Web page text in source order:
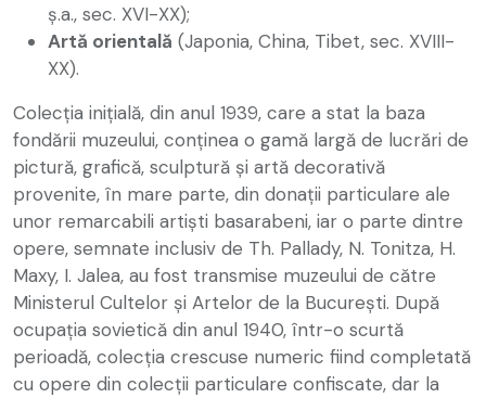
ș.a., sec. XVI-XX);
Artă orientală (Japonia, China, Tibet, sec. XVIII-
XX).
Colecția inițială, din anul 1939, care a stat la baza
fondării muzeului, conținea o gamă largă de lucrări de
pictură, grafică, sculptură și artă decorativă
provenite, în mare parte, din donații particulare ale
unor remarcabili artiști basarabeni, iar o parte dintre
opere, semnate inclusiv de Th. Pallady, N. Tonitza, H.
Maxy, I. Jalea, au fost transmise muzeului de către
Ministerul Cultelor și Artelor de la București. După
ocupația sovietică din anul 1940, într-o scurtă
perioadă, colecția crescuse numeric fiind completată
cu opere din colecții particulare confiscate, dar la